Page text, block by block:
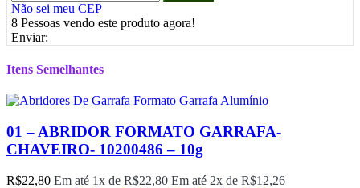
Não sei meu CEP
8 Pessoas vendo este produto agora!
Enviar:
Itens Semelhantes
01 – ABRIDOR FORMATO GARRAFA-
CHAVEIRO- 10200486 – 10g
R$22,80 Em até 1x de R$22,80 Em até 2x de R$12,26